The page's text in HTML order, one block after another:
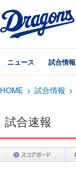
ニュース 試合情報
HOME > 試合情報 >
試合速報